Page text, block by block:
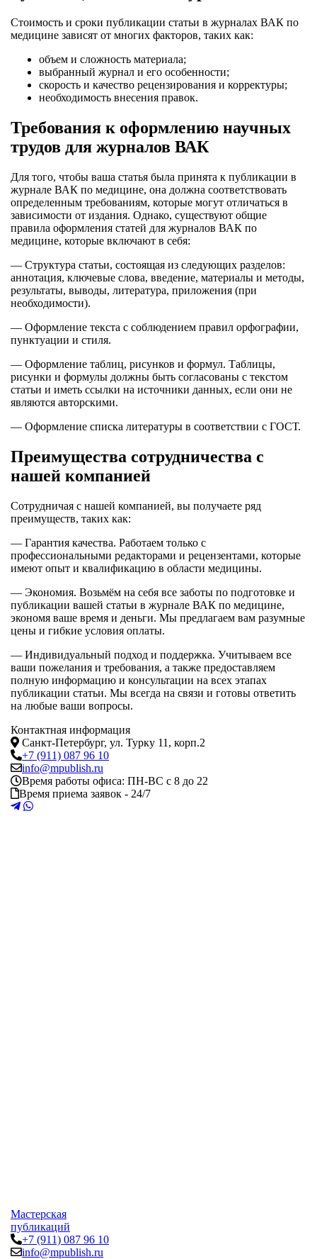
Стоимость и сроки публикации статьи в журналах ВАК по
медицине зависят от многих факторов, таких как:
объем и сложность материала;
выбранный журнал и его особенности;
скорость и качество рецензирования и корректуры;
необходимость внесения правок.
Требования к оформлению научных
трудов для журналов ВАК
Для того, чтобы ваша статья была принята к публикации в
журнале ВАК по медицине, она должна соответствовать
определенным требованиям, которые могут отличаться в
зависимости от издания. Однако, существуют общие
правила оформления статей для журналов ВАК по
медицине, которые включают в себя:
— Структура статьи, состоящая из следующих разделов:
аннотация, ключевые слова, введение, материалы и методы,
результаты, выводы, литература, приложения (при
необходимости).
— Оформление текста с соблюдением правил орфографии,
пунктуации и стиля.
— Оформление таблиц, рисунков и формул. Таблицы,
рисунки и формулы должны быть согласованы с текстом
статьи и иметь ссылки на источники данных, если они не
являются авторскими.
— Оформление списка литературы в соответствии с ГОСТ.
Преимущества сотрудничества с
нашей компанией
Сотрудничая с нашей компанией, вы получаете ряд
преимуществ, таких как:
— Гарантия качества. Работаем только с
профессиональными редакторами и рецензентами, которые
имеют опыт и квалификацию в области медицины.
— Экономия. Возьмём на себя все заботы по подготовке и
публикации вашей статьи в журнале ВАК по медицине,
экономя ваше время и деньги. Мы предлагаем вам разумные
цены и гибкие условия оплаты.
— Индивидуальный подход и поддержка. Учитываем все
ваши пожелания и требования, а также предоставляем
полную информацию и консультации на всех этапах
публикации статьи. Мы всегда на связи и готовы ответить
на любые ваши вопросы.
Контактная информация
Санкт-Петербург, ул. Турку 11, корп.2
+7 (911) 087 96 10
info@mpublish.ru
Время работы офиса: ПН-ВС с 8 до 22
Время приема заявок - 24/7
Мастерская
публикаций
+7 (911) 087 96 10
info@mpublish.ru